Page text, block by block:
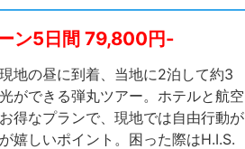
ン5日間 79,800円-
地の昼に到着、当地に2泊して約3
ができる弾丸ツアー。ホテルと航空
得なプランで、現地では自由行動が
嬉しいポイント。困った際はH.I.S.